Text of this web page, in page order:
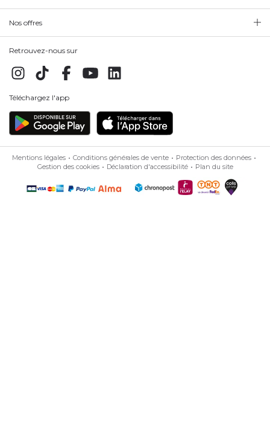
Nos offres
Retrouvez-nous sur
Téléchargez l'app
Mentions légales Conditions générales de vente
Protection des données
Gestion des cookies
Déclaration d'accessibilité Plan du site